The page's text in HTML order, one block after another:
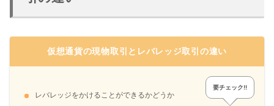
仮想通貨の現物取引とレバレッジ取引の違い
レバレッジをかけることができるかどうか
要チェック!!